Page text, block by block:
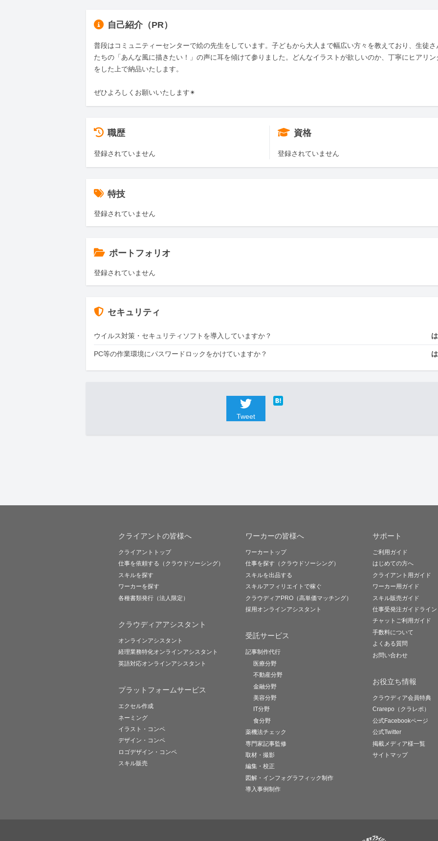
自己紹介（PR）
普段はコミュニティーセンターで絵の先生をしています。子どもから大人まで幅広い方々を教えており、生徒さ
たちの「あんな風に描きたい！」の声に耳を傾けて参りました。どんなイラストが欲しいのか、丁寧にヒアリン
をした上で納品いたします。
ぜひよろしくお願いいたします✴︎
職歴
登録されていません
資格
登録されていません
特技
登録されていません
ポートフォリオ
登録されていません
セキュリティ
ウイルス対策・セキュリティソフトを導入していますか？
PC等の作業環境にパスワードロックをかけていますか？
Tweet
クライアントの皆様へ
クライアントトップ
仕事を依頼する（クラウドソーシング）
スキルを探す
ワーカーを探す
各種書類発行（法人限定）
クラウディアアシスタント
オンラインアシスタント
経理業務特化オンラインアシスタント
英語対応オンラインアシスタント
プラットフォームサービス
エクセル作成
ネーミング
イラスト・コンペ
デザイン・コンペ
ロゴデザイン・コンペ
スキル販売
ワーカーの皆様へ
ワーカートップ
仕事を探す（クラウドソーシング）
スキルを出品する
スキルアフィリエイトで稼ぐ
クラウディアPRO（高単価マッチング）
採用オンラインアシスタント
受託サービス
記事制作代行
医療分野
不動産分野
金融分野
美容分野
IT分野
食分野
薬機法チェック
専門家記事監修
取材・撮影
編集・校正
図解・インフォグラフィック制作
導入事例制作
サポート
ご利用ガイド
はじめての方へ
クライアント用ガイド
ワーカー用ガイド
スキル販売ガイド
仕事受発注ガイドライン
チャットご利用ガイド
手数料について
よくある質問
お問い合わせ
お役立ち情報
クラウディア会員特典
Crarepo（クラレポ）
公式Facebookページ
公式Twitter
掲載メディア様一覧
サイトマップ